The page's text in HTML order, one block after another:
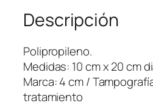
i
c
o
L
i
s
Descripción
Polipropileno.
Medidas: 10 cm x 20 cm
Marca: 4 cm /
tratamiento